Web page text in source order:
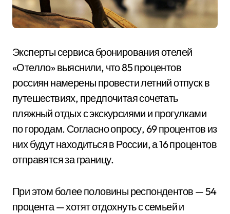
Эксперты сервиса бронирования отелей
«Отелло» выяснили, что 85 процентов
россиян намерены провести летний отпуск в
путешествиях, предпочитая сочетать
пляжный отдых с экскурсиями и прогулками
по городам. Согласно опросу, 69 процентов из
них будут находиться в России, а 16 процентов
отправятся за границу.
При этом более половины респондентов — 54
процента — хотят отдохнуть с семьей и